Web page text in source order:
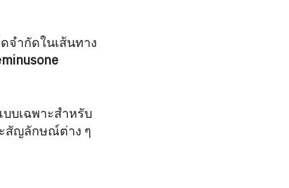
จำกัดในเส้นทาง
บเฉพาะสำหรับ
สัญลักษณ์ต่าง ๆ